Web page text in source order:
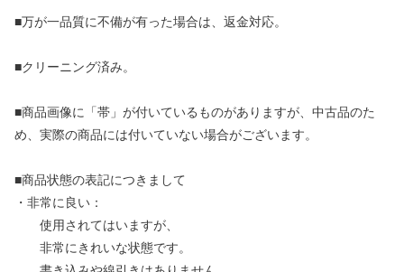
■万が一品質に不備が有った場合は、返金対応。
■クリーニング済み。
■商品画像に「帯」が付いているものがありますが、中古品のた
め、実際の商品には付いていない場合がございます。
■商品状態の表記につきまして
・非常に良い：
使用されてはいますが、
非常にきれいな状態です。